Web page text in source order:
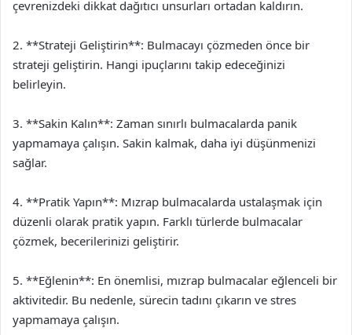
çevrenizdeki dikkat dağıtıcı unsurları ortadan kaldırın.
2. **Strateji Geliştirin**: Bulmacayı çözmeden önce bir
strateji geliştirin. Hangi ipuçlarını takip edeceğinizi
belirleyin.
3. **Sakin Kalın**: Zaman sınırlı bulmacalarda panik
yapmamaya çalışın. Sakin kalmak, daha iyi düşünmenizi
sağlar.
4. **Pratik Yapın**: Mızrap bulmacalarda ustalaşmak için
düzenli olarak pratik yapın. Farklı türlerde bulmacalar
çözmek, becerilerinizi geliştirir.
5. **Eğlenin**: En önemlisi, mızrap bulmacalar eğlenceli bir
aktivitedir. Bu nedenle, sürecin tadını çıkarın ve stres
yapmamaya çalışın.